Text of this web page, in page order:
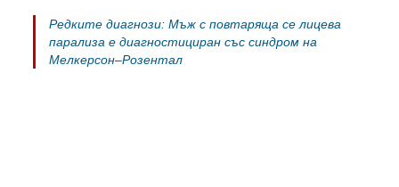
Редките диагнози: Мъж с повтаряща се лицева
парализа е диагностициран със синдром на
Мелкерсон–Розентал